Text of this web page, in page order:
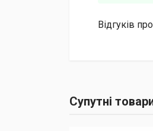
Відгуків
Супутні